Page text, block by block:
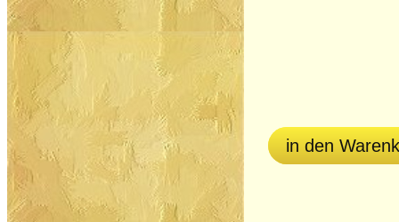
in den